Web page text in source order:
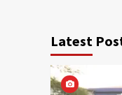
Latest